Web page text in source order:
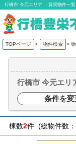
行橋市 今元エリア ｜賃貸物件一
TOPページ > 物件検索 >
行橋市 今元エリ
条件を変
棟数2件 (総物件数：